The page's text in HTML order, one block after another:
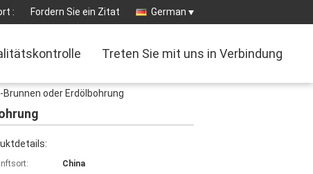
: Fordern Sie ein Zitat German
Treten Sie mit uns in Verbindung
oder Erdölbohrung
China